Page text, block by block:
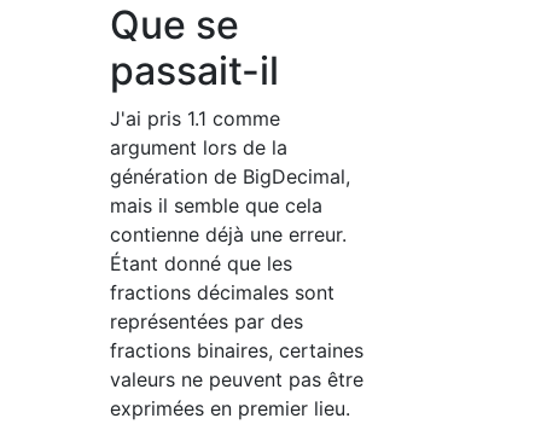
Que se
passait-il
J'ai pris 1.1 comme
argument lors de la
génération de BigDecimal,
mais il semble que cela
contienne déjà une erreur.
Étant donné que les
fractions décimales sont
représentées par des
fractions binaires, certaines
valeurs ne peuvent pas être
exprimées en premier lieu.